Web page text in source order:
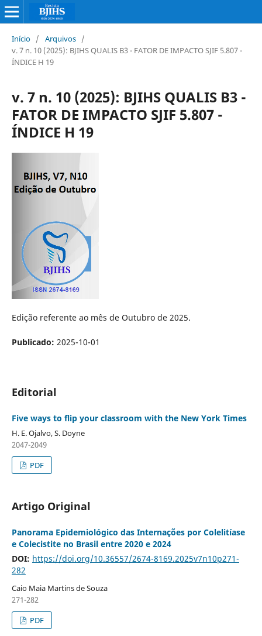
Início / Arquivos /
v. 7 n. 10 (2025): BJIHS QUALIS B3 - FATOR DE IMPACTO SJIF 5.807 -
ÍNDICE H 19
v. 7 n. 10 (2025): BJIHS QUALIS B3 -
FATOR DE IMPACTO SJIF 5.807 -
ÍNDICE H 19
Edição referente ao mês de Outubro de 2025.
Publicado: 2025-10-01
Editorial
Five ways to flip your classroom with the New York Times
H. E. Ojalvo, S. Doyne
2047-2049
PDF
Artigo Original
Panorama Epidemiológico das Internações por Colelitíase
e Colecistite no Brasil entre 2020 e 2024
DOI: https://doi.org/10.36557/2674-8169.2025v7n10p271-
282
Caio Maia Martins de Souza
271-282
PDF